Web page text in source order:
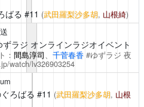
ばる #11 (武田羅梨沙多胡, 山根綺)
ラジ オンラインラジオイベント
： 間島淳司、 千菅春香#ゆずラジ 夜
watch/lv326903254
ろばる #11 (武田羅梨沙多胡, 山根